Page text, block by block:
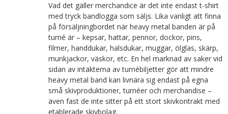
Vad det gäller merchandice är det inte endast t-shirt
med tryck bandlogga som säljs. Lika vanligt att finna
på försäljningbordet när heavy metal banden är på
turné är – kepsar, hattar, pennor, dockor, pins,
filmer, handdukar, halsdukar, muggar, ölglas, skärp,
munkjackor, väskor, etc. En hel marknad av saker vid
sidan av intäkterna av turnébiljetter gör att mindre
heavy metal band kan livnära sig endast på egna
små skivproduktioner, turnéer och merchandise –
även fast de inte sitter på ett stort skivkontrakt med
etablerade skivbolag.